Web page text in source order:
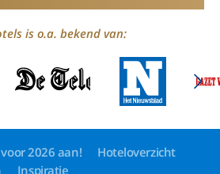
is o.a. bekend van:
2026 aan!
Hoteloverzicht
Inspiratie